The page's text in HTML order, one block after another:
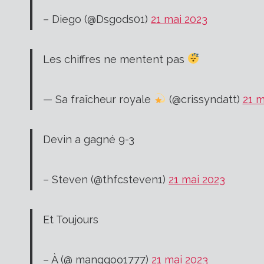
– Diego (@Dsgods01) 21 mai 2023
Les chiffres ne mentent pas
— Sa fraîcheur royale (@crissyndatt) 21
Devin a gagné 9-3
– Steven (@thfcsteven1) 21 mai 2023
Et Toujours
– À (@ manggoo1777) 21 mai 2023